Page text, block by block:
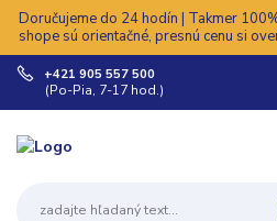
Doručujeme do 24 hodín | Takmer
shope sú orientačné, presnú cenu si
+421 905 557 500
(Po-Pia, 7-17 hod.)